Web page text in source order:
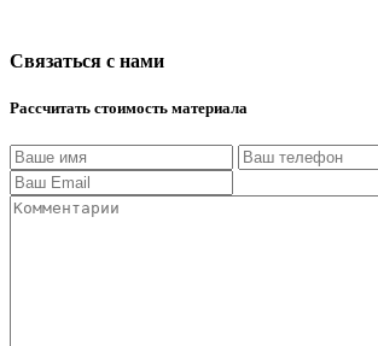
Связаться с нами
Рассчитать стоимость материала